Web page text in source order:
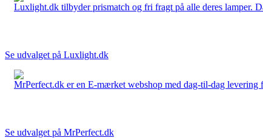
Luxlight.dk tilbyder prismatch og fri fragt på alle deres lamper.
Se udvalget på Luxlight.dk
MrPerfect.dk er en E-mærket webshop med dag-til-dag levering
Se udvalget på MrPerfect.dk